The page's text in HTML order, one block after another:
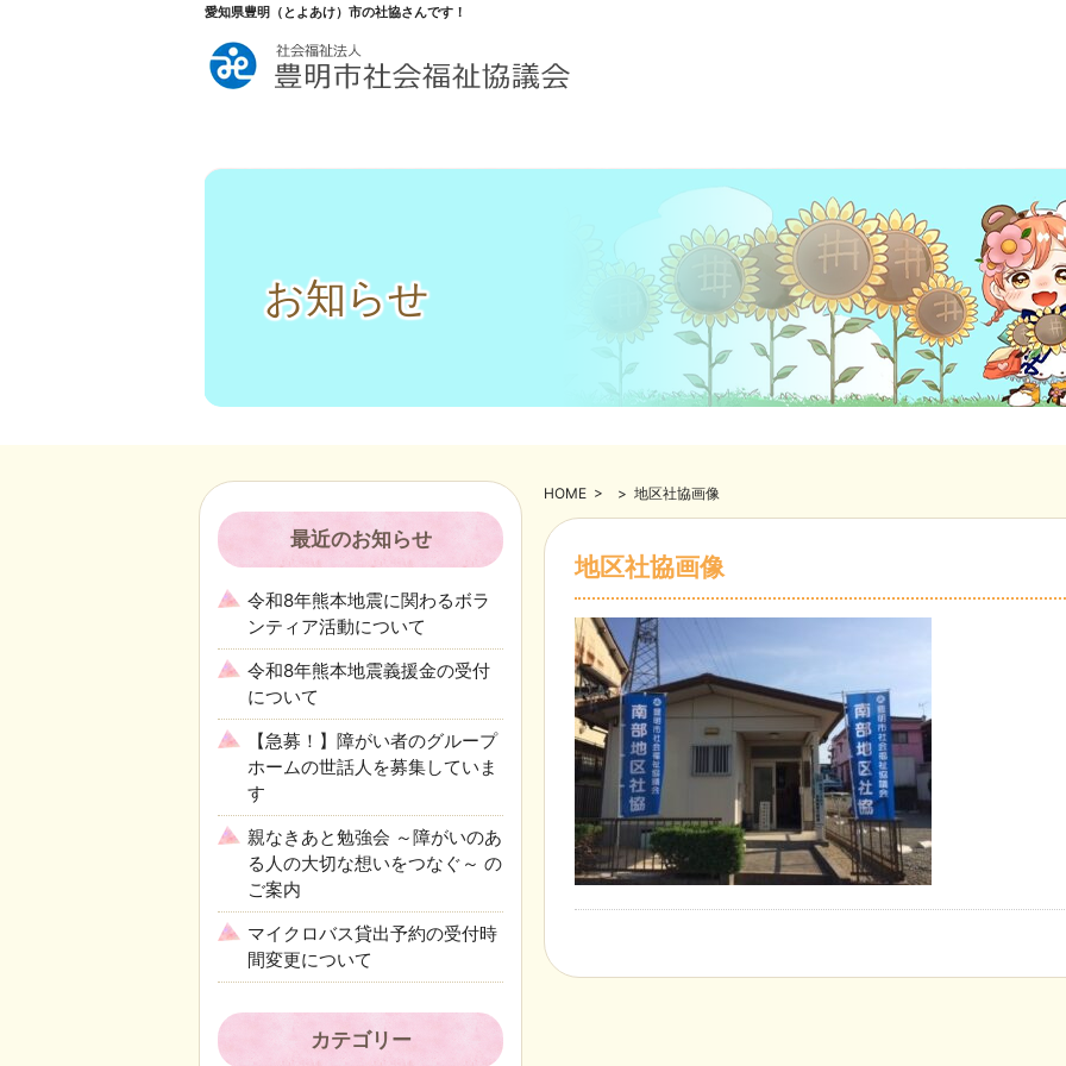
愛知県豊明（とよあけ）市の社協さんです！
お知らせ
HOME > > 地区社協画像
地区社協画像
最近のお知らせ
令和8年熊本地震に関わるボラ
ンティア活動について
令和8年熊本地震義援金の受付
について
【急募！】障がい者のグループ
ホームの世話人を募集していま
す
親なきあと勉強会 ～障がいのあ
る人の大切な想いをつなぐ～ の
ご案内
マイクロバス貸出予約の受付時
間変更について
カテゴリー